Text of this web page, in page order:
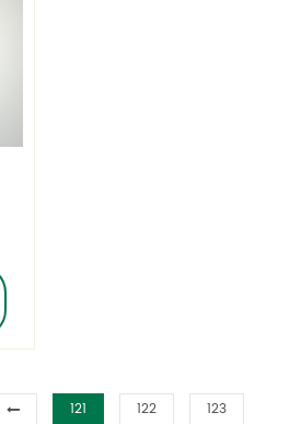
121 122 123